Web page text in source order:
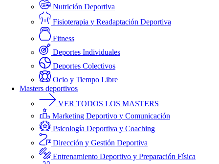
Nutrición Deportiva
Fisioterapia y Readaptación Deportiva
Fitness
Deportes Individuales
Deportes Colectivos
Ocio y Tiempo Libre
Masters deportivos
VER TODOS LOS MASTERS
Marketing Deportivo y Comunicación
Psicología Deportiva y Coaching
Dirección y Gestión Deportiva
Entrenamiento Deportivo y Preparación Física